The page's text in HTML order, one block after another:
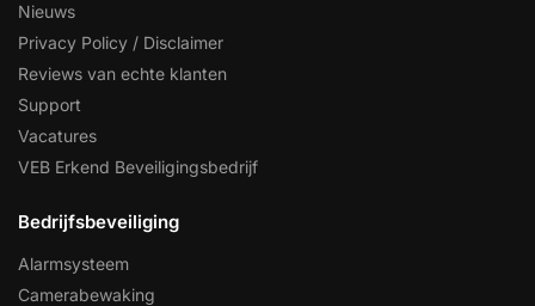
Nieuws
Privacy Policy / Disclaimer
Reviews van echte klanten
Support
Vacatures
VEB Erkend Beveiligingsbedrijf
Bedrijfsbeveiliging
Alarmsysteem
Camerabewaking